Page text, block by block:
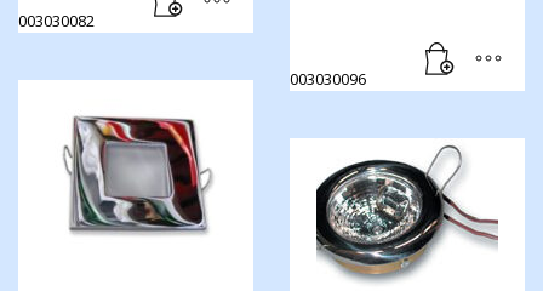
003030082
003030096